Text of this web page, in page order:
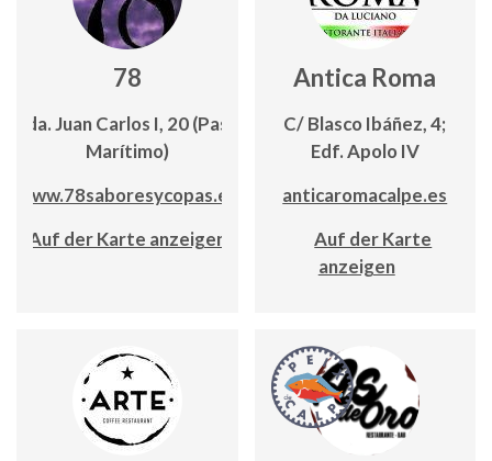
78
Avda. Juan Carlos I, 20 (Paseo
Marítimo)
www.78saboresycopas.es
Auf der Karte anzeigen
Antica Roma
C/ Blasco Ibáñez, 4;
Edf. Apolo IV
anticaromacalpe.es
Auf der Karte
anzeigen